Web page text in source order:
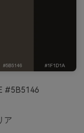
#5B5146
ア